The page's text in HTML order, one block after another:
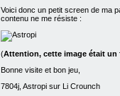
Voici donc un petit screen de ma
contenu ne me résiste :
(Attention, cette image était un
Bonne visite et bon jeu,
7804j, Astropi sur Li Crounch